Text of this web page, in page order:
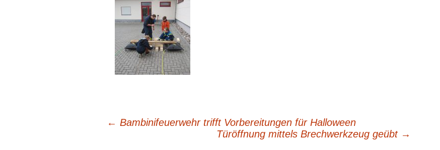
Beitragsnavigation
← Bambinifeuerwehr trifft Vorbereitungen für Halloween
Türöffnung mittels Brechwerkzeug geübt →